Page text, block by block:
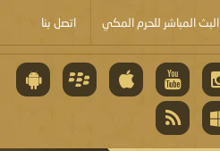
البث المباشر للحرم المكي اتصل بنا